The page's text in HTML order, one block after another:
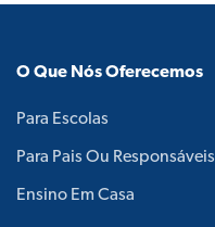
O Que Nós Oferecemos
Para Escolas
Para Pais Ou Responsáveis
Ensino Em Casa